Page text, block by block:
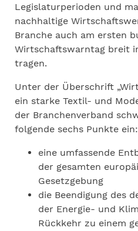
Legislaturperioden und
nachhaltige
Branche auch am ersten
Wirtschaftswarntag breit
tragen.
Unter der Überschrift
ein starke Textil- und
der Branchenverband
folgende sechs Punkte ein:
eine umfassende
der gesamten
Gesetzgebung
die Beendigung des
der Energie- und
Rückkehr zu einem